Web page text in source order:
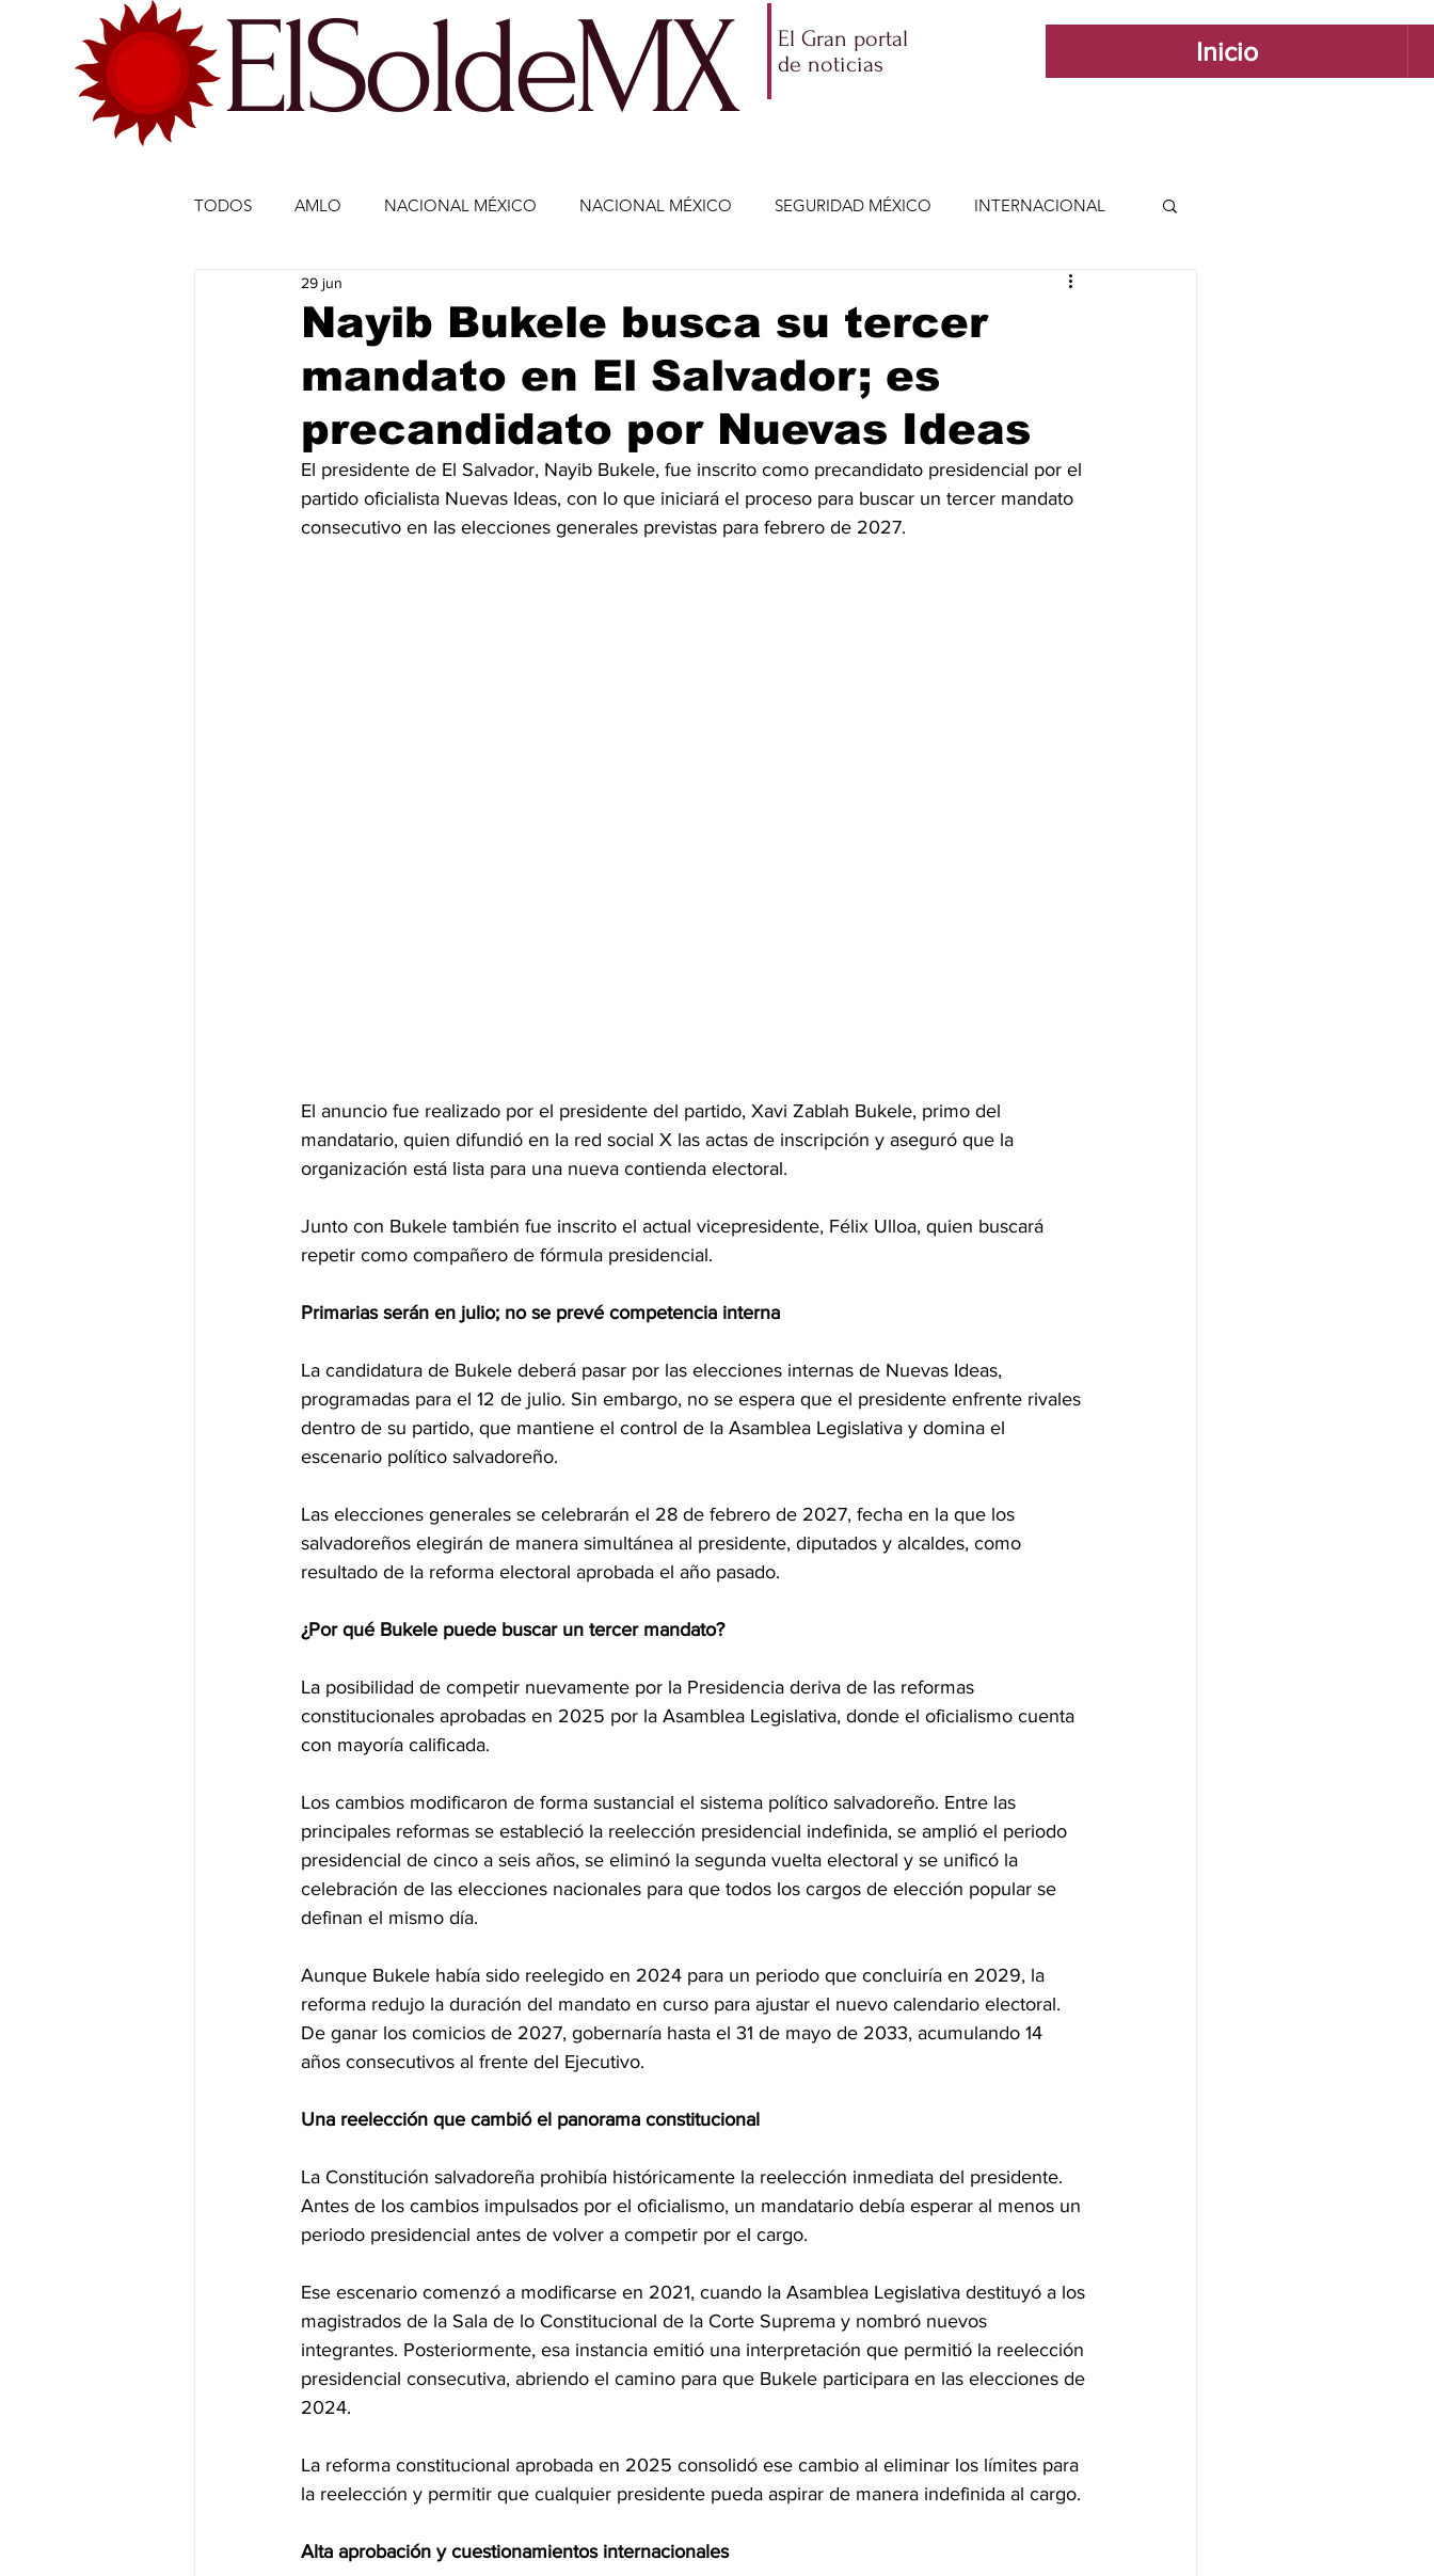
ElSoldeMX
El Gran portal
de noticias
Inicio
TODOS AMLO NACIONAL MÉXICO NACIONAL MÉXICO SEGURIDAD MÉXICO INTERNACIONAL
ECONOMÍA MÉXICO ECONOMÍA INTERNACIONAL
DEPORTES DEPORTES CIENCIA Y TECNOLOGÍA ENTRETENIMIENTO VIDA Y ESTILO
ESTADOS-POLÍTICA ENTRETENIMIENTO JALISCO-ENRIQUE ALFARO JALISCO-GUADALAJARA
Nayib Bukele busca su tercer
mandato en El Salvador; es
precandidato por Nuevas Ideas
29 jun
El presidente de El Salvador, Nayib Bukele, fue inscrito como precandidato presidencial por el
partido oficialista Nuevas Ideas, con lo que iniciará el proceso para buscar un tercer mandato
consecutivo en las elecciones generales previstas para febrero de 2027.
El anuncio fue realizado por el presidente del partido, Xavi Zablah Bukele, primo del
mandatario, quien difundió en la red social X las actas de inscripción y aseguró que la
organización está lista para una nueva contienda electoral.
Junto con Bukele también fue inscrito el actual vicepresidente, Félix Ulloa, quien buscará
repetir como compañero de fórmula presidencial.
Primarias serán en julio; no se prevé competencia interna
La candidatura de Bukele deberá pasar por las elecciones internas de Nuevas Ideas,
programadas para el 12 de julio. Sin embargo, no se espera que el presidente enfrente rivales
dentro de su partido, que mantiene el control de la Asamblea Legislativa y domina el
escenario político salvadoreño.
Las elecciones generales se celebrarán el 28 de febrero de 2027, fecha en la que los
salvadoreños elegirán de manera simultánea al presidente, diputados y alcaldes, como
resultado de la reforma electoral aprobada el año pasado.
¿Por qué Bukele puede buscar un tercer mandato?
La posibilidad de competir nuevamente por la Presidencia deriva de las reformas
constitucionales aprobadas en 2025 por la Asamblea Legislativa, donde el oficialismo cuenta
con mayoría calificada.
Los cambios modificaron de forma sustancial el sistema político salvadoreño. Entre las
principales reformas se estableció la reelección presidencial indefinida, se amplió el periodo
presidencial de cinco a seis años, se eliminó la segunda vuelta electoral y se unificó la
celebración de las elecciones nacionales para que todos los cargos de elección popular se
definan el mismo día.
Aunque Bukele había sido reelegido en 2024 para un periodo que concluiría en 2029, la
reforma redujo la duración del mandato en curso para ajustar el nuevo calendario electoral.
De ganar los comicios de 2027, gobernaría hasta el 31 de mayo de 2033, acumulando 14
años consecutivos al frente del Ejecutivo.
Una reelección que cambió el panorama constitucional
La Constitución salvadoreña prohibía históricamente la reelección inmediata del presidente.
Antes de los cambios impulsados por el oficialismo, un mandatario debía esperar al menos un
periodo presidencial antes de volver a competir por el cargo.
Ese escenario comenzó a modificarse en 2021, cuando la Asamblea Legislativa destituyó a los
magistrados de la Sala de lo Constitucional de la Corte Suprema y nombró nuevos
integrantes. Posteriormente, esa instancia emitió una interpretación que permitió la reelección
presidencial consecutiva, abriendo el camino para que Bukele participara en las elecciones de
2024.
La reforma constitucional aprobada en 2025 consolidó ese cambio al eliminar los límites para
la reelección y permitir que cualquier presidente pueda aspirar de manera indefinida al cargo.
Alta aprobación y cuestionamientos internacionales